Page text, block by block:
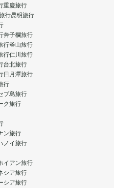
重慶旅行
行昆明旅行
奔子欄旅行
行釜山旅行
行仁川旅行
台北旅行
日月潭旅行
行
ブ島旅行
ク旅行
ン旅行
ノイ旅行
イアン旅行
シア旅行
シア旅行